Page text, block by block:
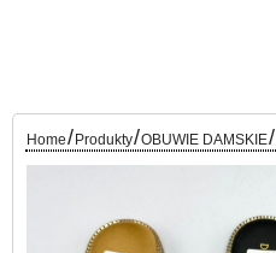
Home/ Produkty/OBUWIE DAMSKIE/